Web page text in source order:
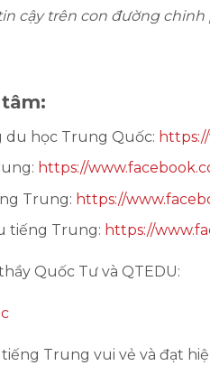
cậy trên con đường
du học Trung Quốc:
https://
Trung: https://
tiếng Trung: https://
Quốc Tư và QTEDU:
Trung vui vẻ và đạt